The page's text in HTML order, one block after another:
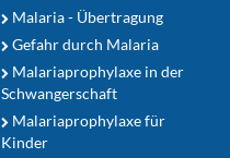
Malaria - Übertragung
Gefahr durch Malaria
Malariaprophylaxe in der
Schwangerschaft
Malariaprophylaxe für
Kinder